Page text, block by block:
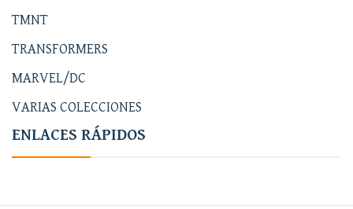
TMNT
TRANSFORMERS
MARVEL/DC
VARIAS COLECCIONES
ENLACES RÁPIDOS